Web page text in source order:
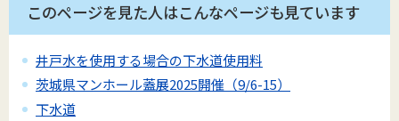
このページを見た人はこんなページも見ています
井戸水を使用する場合の下水道使用料
茨城県マンホール蓋展2025開催（9/6-15）
下水道